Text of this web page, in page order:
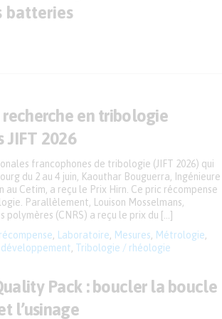
batteries
en tribologie
JIFT 2026
Laboratoire Mesures Métrologie
développement Tribologie / rhéologie
francophones de tribologie (JIFT 2026) qui
du 2 au 4 juin, Kaouthar Bouguerra, Ingénieure
Cetim, a reçu le Prix Hirn. Ce pric récompense
Parallèlement, Louison Mosselmans,
polymères (CNRS) a reçu le prix du […]
Pack : boucler la boucle
l’usinage